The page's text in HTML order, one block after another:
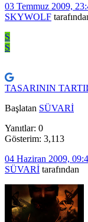
03 Temmuz 2009,
SKYWOLF
S
S
TASARININ
Başlatan SÜVARİ
Yanıtlar: 0
Gösterim: 3,113
04 Haziran 2009,
SÜVARİ tarafından